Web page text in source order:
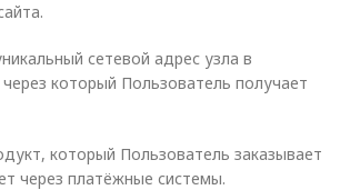
сетевой адрес узла в
который Пользователь получает
который Пользователь заказывает
через платёжные системы.